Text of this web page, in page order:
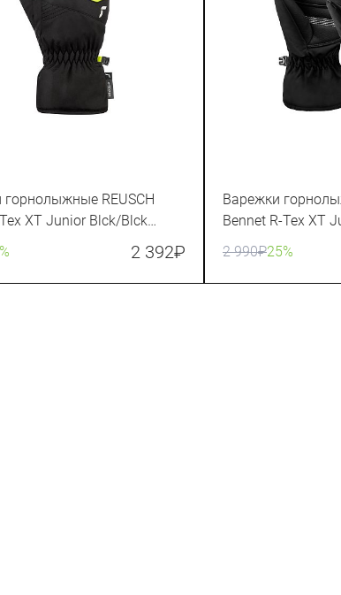
горнолыжные REUSCH
XT Junior Blck/Blck
Yellow
2 392₽
Варежки
Bennet R-Tex XT
2 990₽25%